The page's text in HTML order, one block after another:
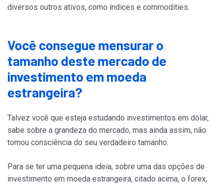
diversos outros ativos, como índices e commodities.
Você consegue mensurar o
tamanho deste mercado de
investimento em moeda
estrangeira?
Talvez você que esteja estudando investimentos em dólar,
sabe sobre a grandeza do mercado, mas ainda assim, não
tomou consciência do seu verdadeiro tamanho.
Para se ter uma pequena ideia, sobre uma das opções de
investimento em moeda estrangeira, citado acima, o forex,